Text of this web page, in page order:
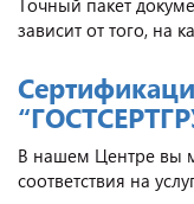
зависит от того, на
В нашем Центре вы
соответствия на